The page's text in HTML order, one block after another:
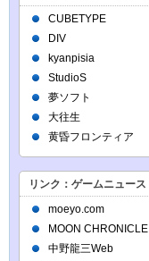
CUBETYPE
DIV
kyanpisia
StudioS
夢ソフト
大往生
黄昏フロンティア
リンク：ゲームニュース
moeyo.com
MOON CHRONICLE
中野龍三Web